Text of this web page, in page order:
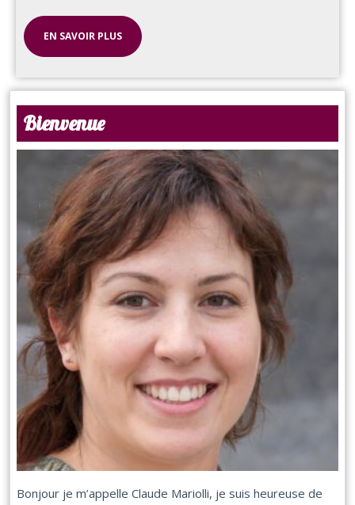
EN SAVOIR PLUS
Bienvenue
Bonjour je m’appelle Claude Mariolli, je suis heureuse de